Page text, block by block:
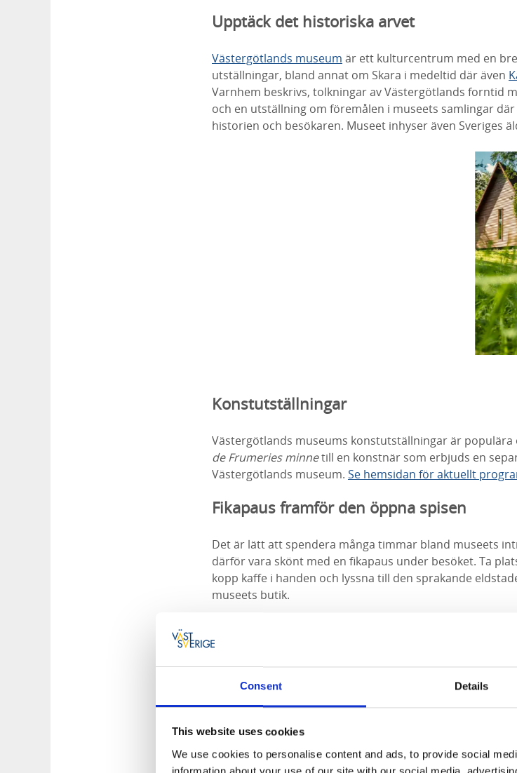
Consent Details
This website uses cookies
We use cookies to personalise content and ads, to provide social
Upptäck det historiska arvet
Västergötlands museum är ett kulturcentrum med en
utställningar, bland annat om Skara i medeltid där även
Varnhem beskrivs, tolkningar av Västergötlands forntid
och en utställning om föremålen i museets samlingar
historien och besökaren. Museet inhyser även Sveriges
Konstutställningar
Västergötlands museums konstutställningar är populära
de Frumeries minnetill en konstnär som erbjuds en
Västergötlands museum. Se hemsidan för aktuellt
Fikapaus framför den öppna spisen
Det är lätt att spendera många timmar bland museets
därför vara skönt med en fikapaus under besöket. Ta
kopp kaffe i handen och lyssna till den sprakande
museets butik.